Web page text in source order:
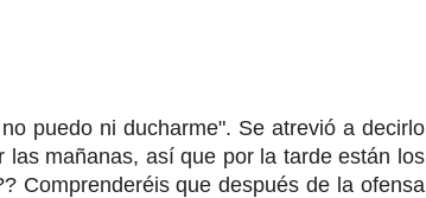
puedo ni ducharme". Se atrevió a decirlo
mañanas, así que por la tarde están los
Comprenderéis que después de la ofensa